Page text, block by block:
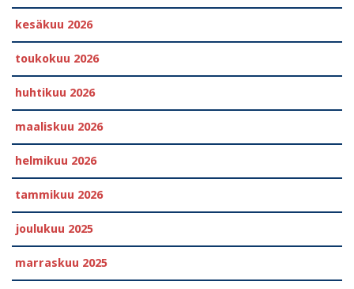
kesäkuu 2026
toukokuu 2026
huhtikuu 2026
maaliskuu 2026
helmikuu 2026
tammikuu 2026
joulukuu 2025
marraskuu 2025